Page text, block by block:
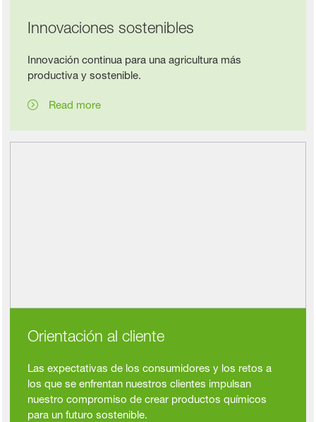
Innovaciones sostenibles
Innovación continua para una agricultura más
productiva y sostenible.
Read more
Orientación al cliente
Las expectativas de los consumidores y los retos a
los que se enfrentan nuestros clientes impulsan
nuestro compromiso de crear productos químicos
para un futuro sostenible.